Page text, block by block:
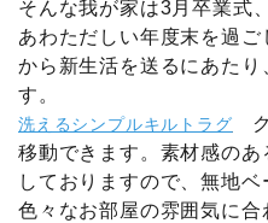
そんな我が家は3月卒業式
あわただしい年度末を過
から新生活を送るにあた
す。
洗えるシンプルキルトラグ ク
移動できます。素材感の
しておりますので、無地ベ
色々なお部屋の雰囲気に